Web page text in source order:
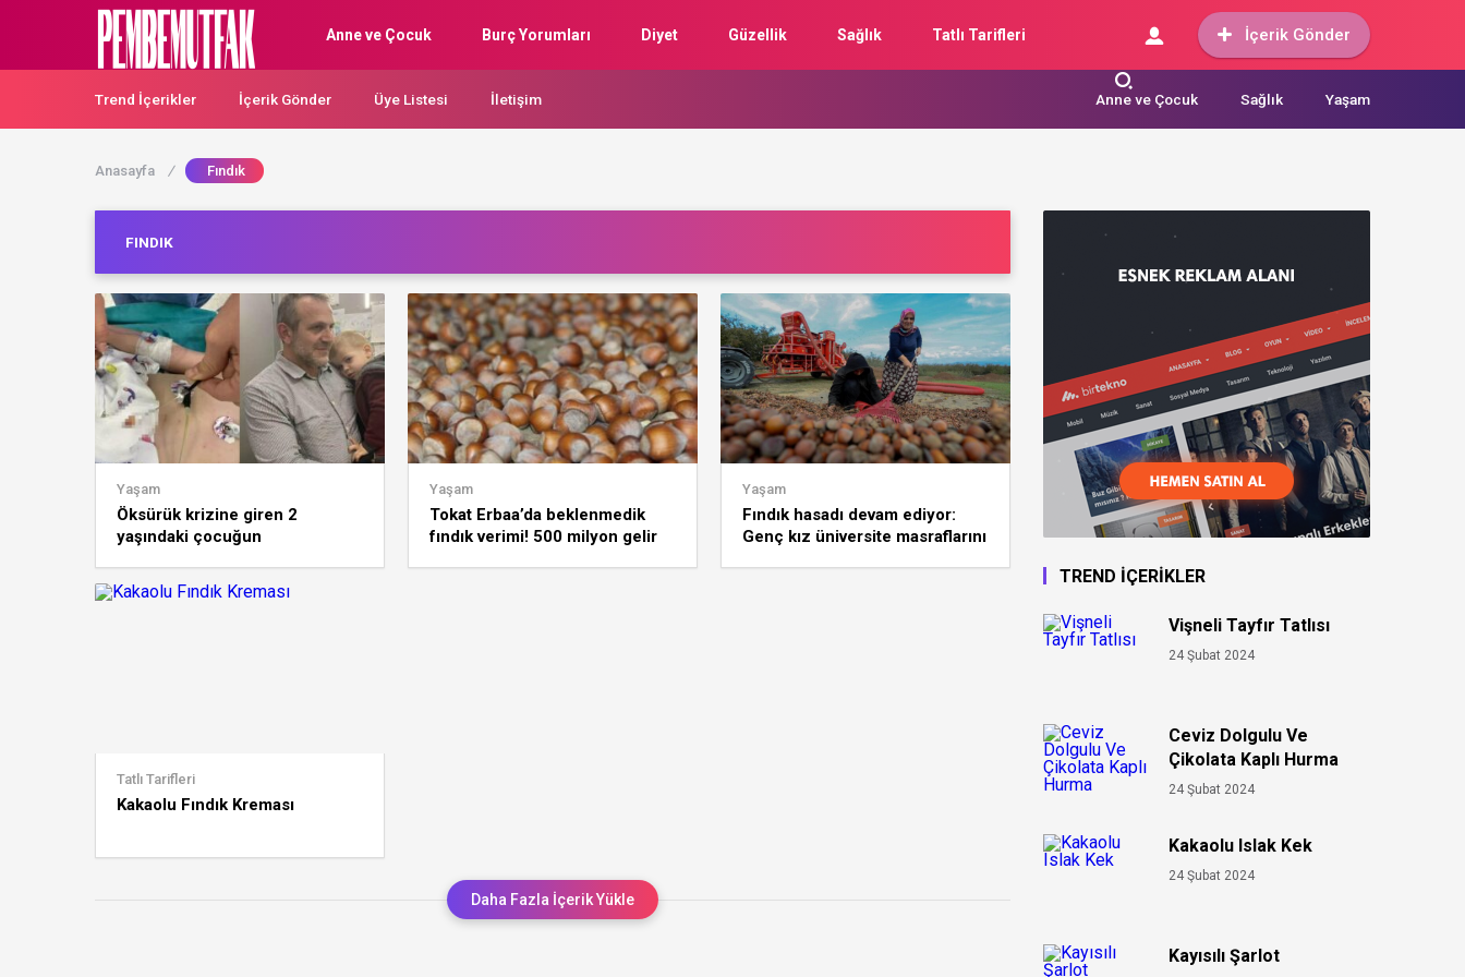
Anne ve Çocuk Burç Yorumları Diyet Güzellik Sağlık Tatlı Tarifleri İçerik Gönder
Trend İçerikler İçerik Gönder Üye Listesi İletişim Anne ve Çocuk Sağlık Yaşam
Anasayfa / Fındık
FINDIK
Yaşam
Öksürük krizine giren 2
yaşındaki çocuğun
Yaşam
Tokat Erbaa’da beklenmedik
fındık verimi! 500 milyon gelir
Yaşam
Fındık hasadı devam ediyor:
Genç kız üniversite masraflarını
Tatlı Tarifleri
Kakaolu Fındık Kreması
Daha Fazla İçerik Yükle
TREND İÇERİKLER
Vişneli Tayfır Tatlısı
24 Şubat 2024
Ceviz Dolgulu Ve
Çikolata Kaplı Hurma
24 Şubat 2024
Kakaolu Islak Kek
24 Şubat 2024
Kayısılı Şarlot